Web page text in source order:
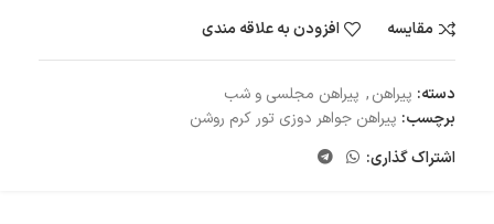
مقایسه
افزودن به علاقه مندی
دسته: پیراهن, پیراهن مجلسی و شب
برچسب: پیراهن جواهر دوزی تور کرم روشن
اشتراک گذاری: